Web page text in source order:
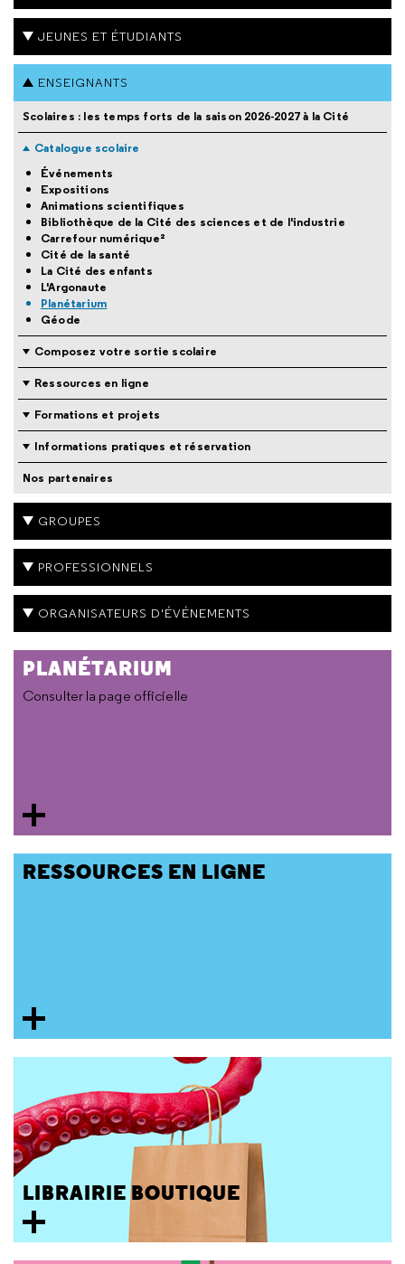
JEUNES ET ÉTUDIANTS
ENSEIGNANTS
Scolaires : les temps forts de la saison 2026-2027 à la Cité
Catalogue scolaire
Événements
Expositions
Animations scientifiques
Bibliothèque de la Cité des sciences et de l'industrie
Carrefour numérique²
Cité de la santé
La Cité des enfants
L'Argonaute
Planétarium
Géode
Composez votre sortie scolaire
Ressources en ligne
Formations et projets
Informations pratiques et réservation
Nos partenaires
GROUPES
PROFESSIONNELS
ORGANISATEURS D'ÉVÉNEMENTS
PLANÉTARIUM
Consulter la page officielle
RESSOURCES EN LIGNE
LIBRAIRIE BOUTIQUE